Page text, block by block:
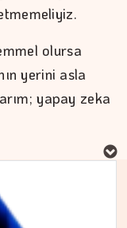
olursa
yerini asla
yapay zeka